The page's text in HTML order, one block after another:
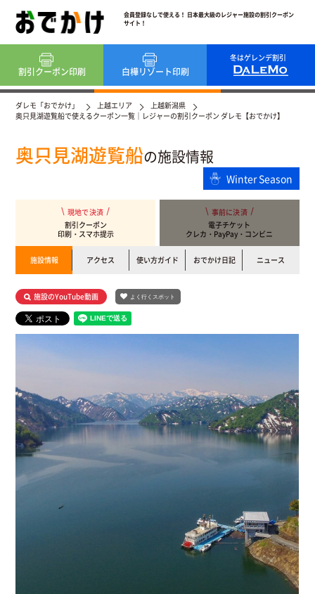
会員登録なしで使える！ 日本最大級のレジャー施設の割引クーポン
サイト！
冬はゲレンデ割引
割引クーポン印刷 白樺リゾート印刷
ダレモ「おでかけ」 上越エリア
上越新潟県
奥只見湖遊覧船で使えるクーポン一覧｜レジャーの割引クーポン ダレモ【おでかけ】
奥只見湖遊覧船の施設情報
Winter Season
現地で決済
割引クーポン
印刷・スマホ提示
事前に決済
電子チケット
クレカ・PayPay・コンビニ
施設情報 アクセス 使い方ガイド おでかけ日記 ニュース
施設のYouTube動画 よく行くスポット